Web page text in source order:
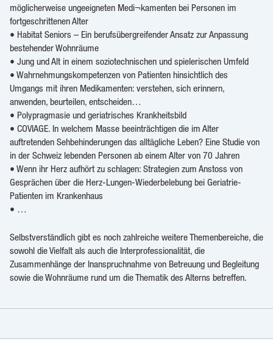
möglicherweise ungeeigneten Medi¬kamenten bei Personen im
fortgeschrittenen Alter
• Habitat Seniors – Ein berufsübergreifender Ansatz zur Anpassung
bestehender Wohnräume
• Jung und Alt in einem soziotechnischen und spielerischen Umfeld
• Wahrnehmungskompetenzen von Patienten hinsichtlich des
Umgangs mit ihren Medikamenten: verstehen, sich erinnern,
anwenden, beurteilen, entscheiden…
• Polypragmasie und geriatrisches Krankheitsbild
• COVIAGE. In welchem Masse beeinträchtigen die im Alter
auftretenden Sehbehinderungen das alltägliche Leben? Eine Studie von
in der Schweiz lebenden Personen ab einem Alter von 70 Jahren
• Wenn ihr Herz aufhört zu schlagen: Strategien zum Anstoss von
Gesprächen über die Herz-Lungen-Wiederbelebung bei Geriatrie-
Patienten im Krankenhaus
• …
Selbstverständlich gibt es noch zahlreiche weitere Themenbereiche, die
sowohl die Vielfalt als auch die Interprofessionalität, die
Zusammenhänge der Inanspruchnahme von Betreuung und Begleitung
sowie die Wohnräume rund um die Thematik des Alterns betreffen.